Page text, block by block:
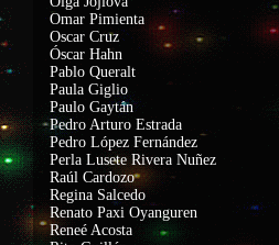
Omar Pimienta
Oscar Cruz
Óscar Hahn
Pablo Queralt
Paula Giglio
Paulo Gaytán
Pedro Arturo Estrada
Pedro López Fernández
Perla Lusete Rivera Nuñez
Raúl Cardozo
Regina Salcedo
Renato Paxi Oyanguren
Reneé Acosta